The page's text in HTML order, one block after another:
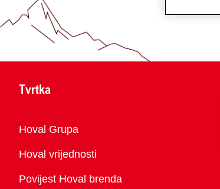
Tvrtka
Pregled
Hoval Grupa
Hoval vrijednosti
Povijest Hoval brenda